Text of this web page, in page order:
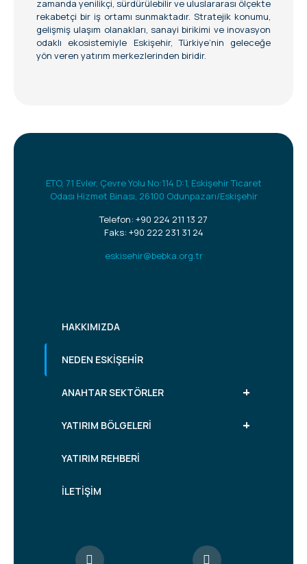
zamanda yenilikçi, sürdürülebilir ve uluslararası ölçekte
rekabetçi bir iş ortamı sunmaktadır. Stratejik konumu,
gelişmiş ulaşım olanakları, sanayi birikimi ve inovasyon
odaklı ekosistemiyle Eskişehir, Türkiye’nin geleceğe
yön veren yatırım merkezlerinden biridir.
ETO, 71 Evler, Çevre Yolu No:114 D:1, Eskişehir Ticaret
Odası Hizmet Binası, 26100 Odunpazarı/Eskişehir
Telefon: +90 224 211 13 27
Faks: +90 222 231 31 24
eskisehir@bebka.org.tr
HAKKIMIZDA
NEDEN ESKİŞEHİR
+
ANAHTAR SEKTÖRLER
+
YATIRIM BÖLGELERİ
YATIRIM REHBERİ
İLETİŞİM